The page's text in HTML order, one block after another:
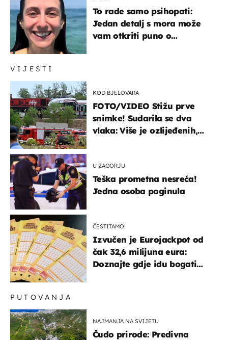
VIJESTI
KOD BJELOVARA
FOTO/VIDEO Stižu prve
snimke! Sudarila se dva
vlaka: Više je ozlijeđenih,
U ZAGORJU
Teška prometna nesreća!
Jedna osoba poginula
ČESTITAMO!
Izvučen je Eurojackpot od
čak 32,6 milijuna eura:
Doznajte gdje idu bogati
To rade samo psihopati:
Jedan detalj s mora može
vam otkriti puno o
PUTOVANJA
NAJMANJA NA SVIJETU
Čudo prirode: Predivna